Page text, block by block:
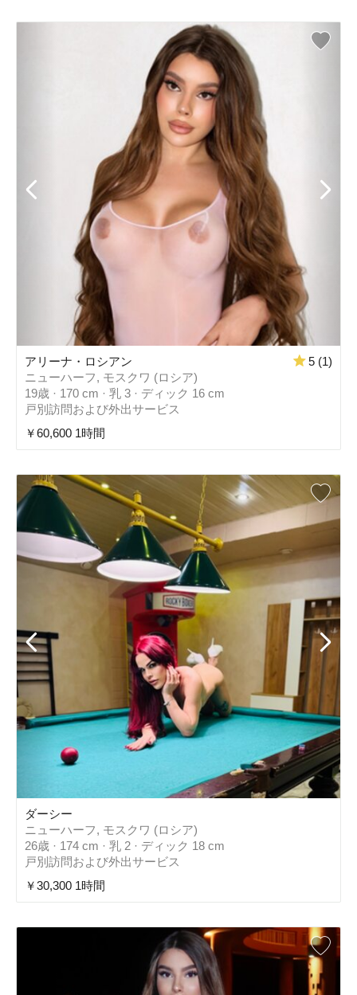
アリーナ・ロシアン
5 (1)
ニューハーフ, モスクワ (ロシア)
19歳 · 170 cm · 乳 3 · ディック 16 cm
戸別訪問および外出サービス
￥60,600 1時間
ダーシー
ニューハーフ, モスクワ (ロシア)
26歳 · 174 cm · 乳 2 · ディック 18 cm
戸別訪問および外出サービス
￥30,300 1時間